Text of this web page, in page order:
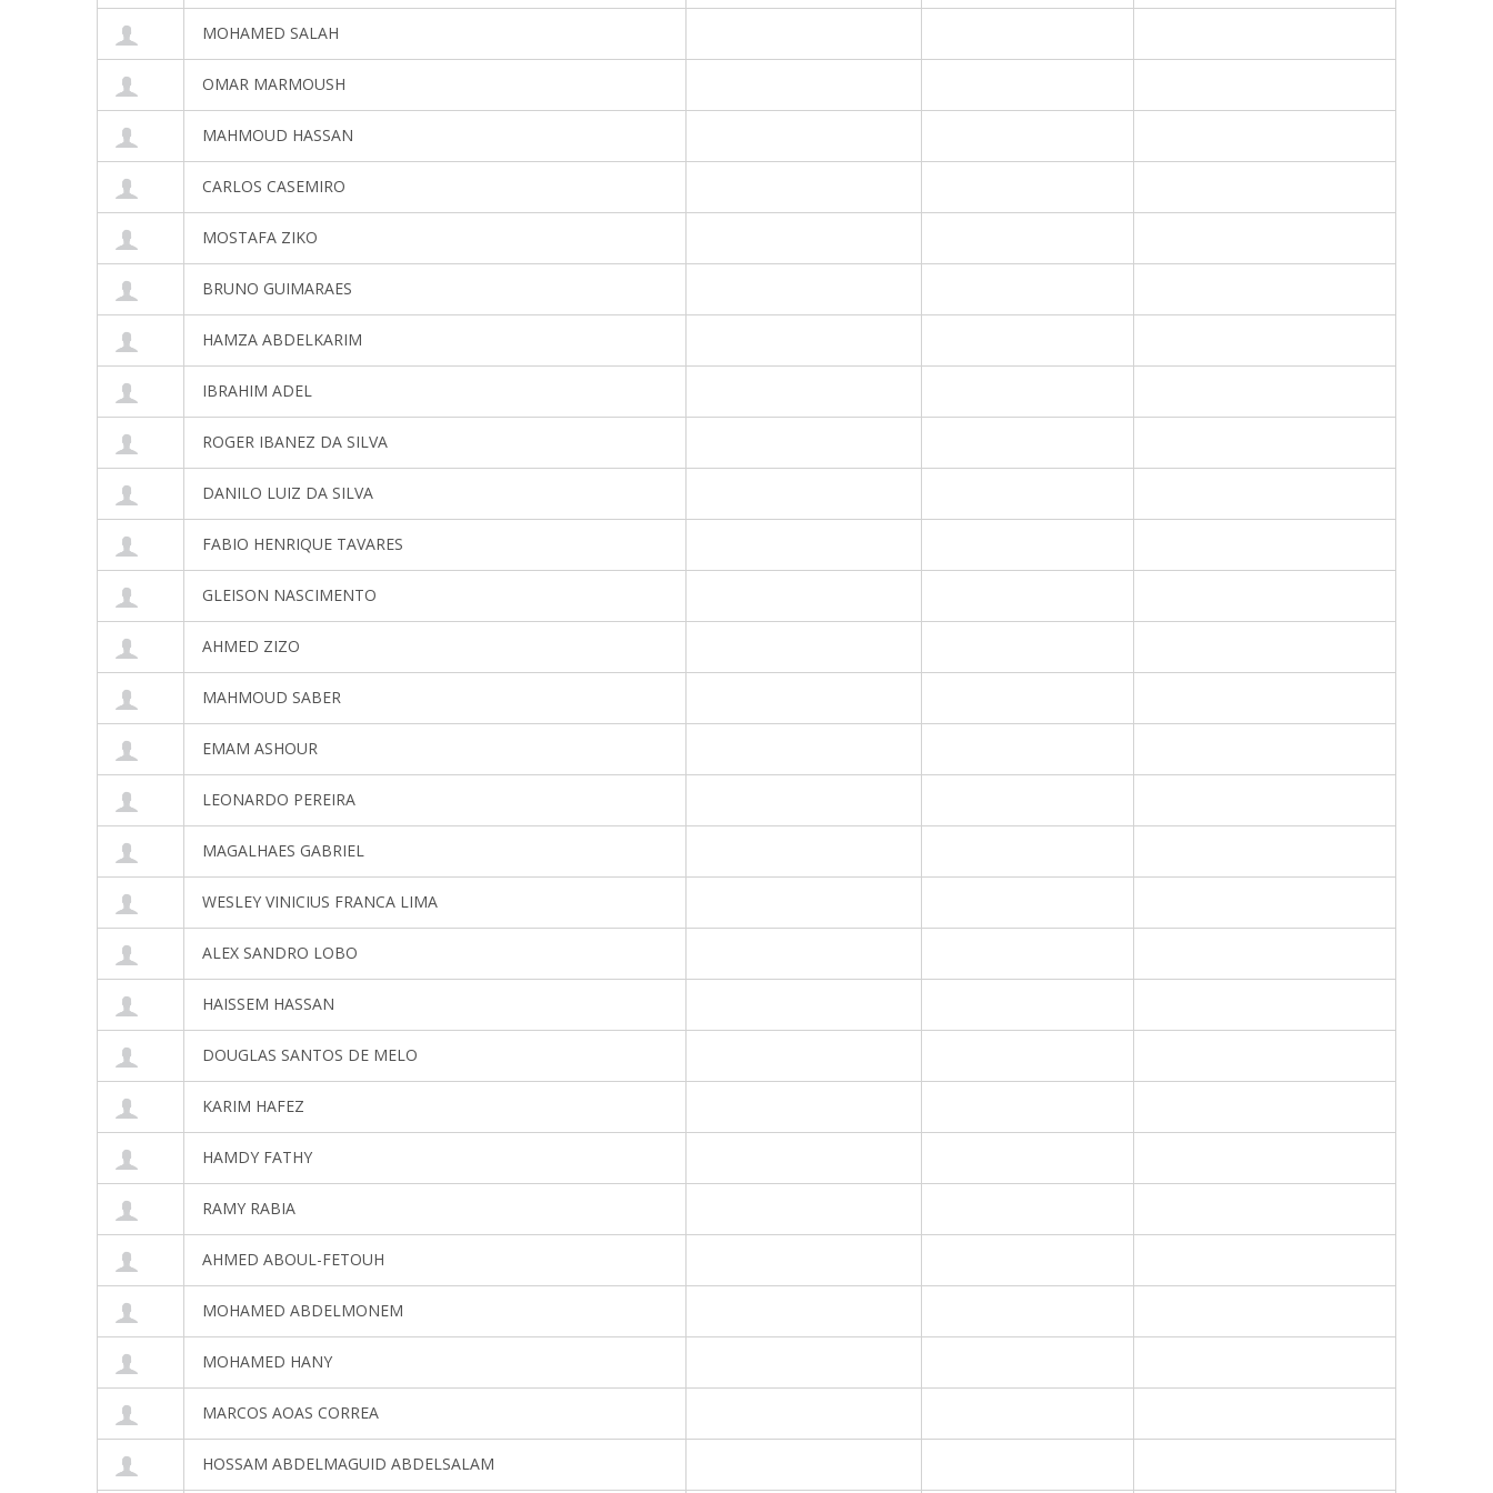
MOHAMED SALAH
OMAR MARMOUSH
MAHMOUD HASSAN
CARLOS CASEMIRO
MOSTAFA ZIKO
BRUNO GUIMARAES
HAMZA ABDELKARIM
IBRAHIM ADEL
ROGER IBANEZ DA SILVA
DANILO LUIZ DA SILVA
FABIO HENRIQUE TAVARES
GLEISON NASCIMENTO
AHMED ZIZO
MAHMOUD SABER
EMAM ASHOUR
LEONARDO PEREIRA
MAGALHAES GABRIEL
WESLEY VINICIUS FRANCA LIMA
ALEX SANDRO LOBO
HAISSEM HASSAN
DOUGLAS SANTOS DE MELO
KARIM HAFEZ
HAMDY FATHY
RAMY RABIA
AHMED ABOUL-FETOUH
MOHAMED ABDELMONEM
MOHAMED HANY
MARCOS AOAS CORREA
HOSSAM ABDELMAGUID ABDELSALAM